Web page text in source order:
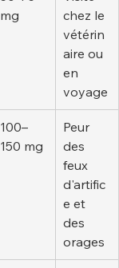
mg
chez le
vétérin
aire ou
en
voyage
100–
150 mg
Peur
des
feux
d'artific
e et
des
orages